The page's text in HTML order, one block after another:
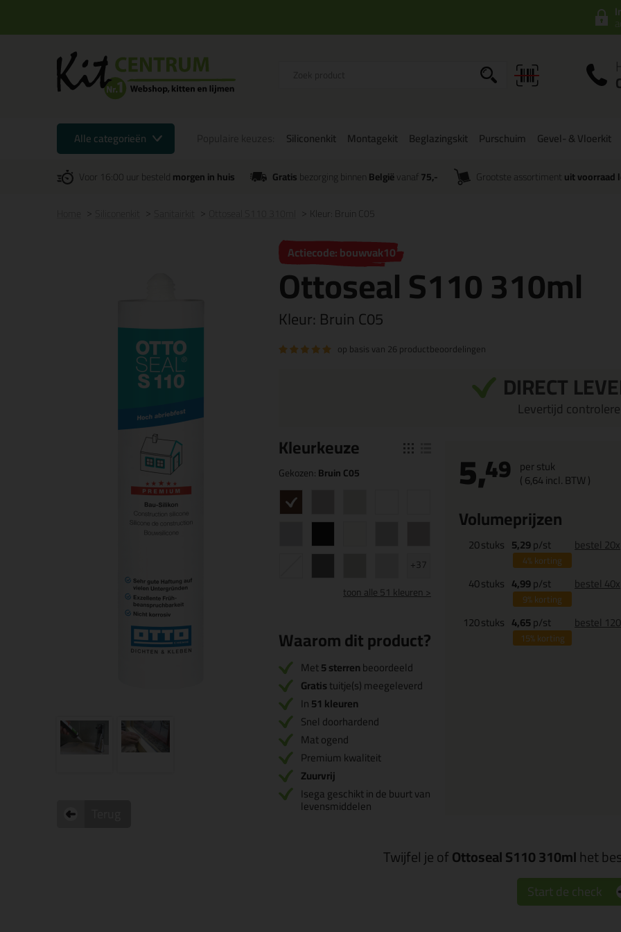
Alle categorieën Siliconenkit Montagekit Beglazingskit Purschuim Gevel- & Vloerkit
Voor 16:00 uur besteldmorgen in huis Gratisbezorging binnenBelgiëvanaf 75,- Grootste assortiment uit voorraad
Kleur: Bruin C05
Actiecode: bouwvak10
Ottoseal S110 310ml
Kleur: Bruin C05
op basis van 26 productbeoordelingen
DIRECT
Levertijd
Kleurkeuze
Gekozen:Bruin C05
+37
toonalle 51 kleuren >
Waarom dit product?
Met5 sterrenbeoordeeld
Gratistuitje(s) meegeleverd
In51 kleuren
Snel doorhardend
Mat ogend
Premium kwaliteit
Zuurvrij
Isega geschikt in de buurt van
levensmiddelen
5,49 per stuk
(6,64incl. BTW )
Volumeprijzen
20stuks 5,29p/st
4%korting
bestel 20x
40stuks 4,99p/st
9%korting
bestel 40x
120stuks 4,65p/st
15%korting
bestel
Twijfel je ofOttoseal S110 310mlhet
Start de check